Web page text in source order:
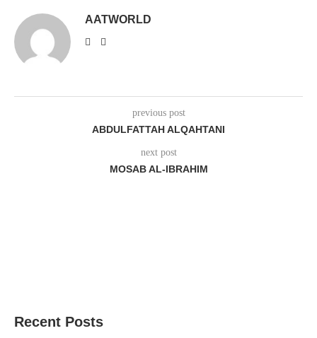
AATWORLD
previous post
ABDULFATTAH ALQAHTANI
next post
MOSAB AL-IBRAHIM
Recent Posts